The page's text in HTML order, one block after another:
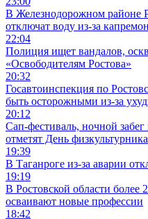
В Железнодорожном районе
отключат воду из-за
22:04
Полиция ищет вандалов,
«Освободителям Ростова»
20:32
Госавтоинспекция по
быть осторожными из-за
20:12
Сап-фестиваль, ночной
отметят День физкультурника
19:39
В Таганроге из-за аварии
19:19
В Ростовской области более
осваивают новые профессии
18:42